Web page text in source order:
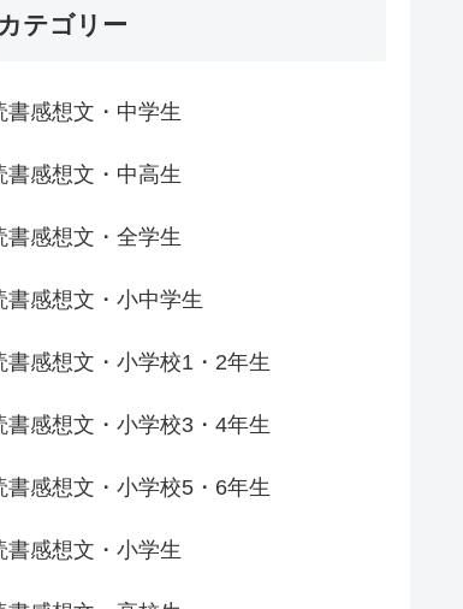
カテゴリー
書感想文・中学生
書感想文・中高生
書感想文・全学生
書感想文・小中学生
書感想文・小学校1・2年生
書感想文・小学校3・4年生
書感想文・小学校5・6年生
書感想文・小学生